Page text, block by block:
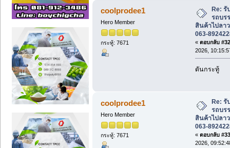
coolprodee1
Hero Member
กระทู้: 7671
Re: รั
รถบร
สินค้าไปลา
063-
« ตอบกลับ
2026,
ดันกระทู้
coolprodee1
Hero Member
กระทู้: 7671
Re: รั
รถบร
สินค้าไปลา
063-
« ตอบกลับ
2026,